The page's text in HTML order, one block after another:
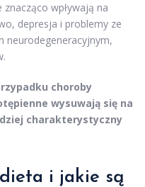
wpływają na
depresja i problemy ze
neurodegeneracyjnym,
choroby
wysuwają się na
charakterystyczny
i jakie są